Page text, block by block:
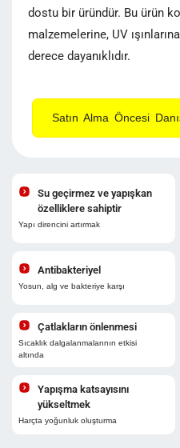
dostu bir üründür. Bu ürün
malzemelerine, UV
derece dayanıklıdır.
Satın Alma Öncesi
Su geçirmez ve yapışkan
özelliklere sahiptir
Yapı direncini artırmak
Antibakteriyel
Yosun, alg ve bakteriye karşı
Çatlakların önlenmesi
Sıcaklık dalgalanmalarının etkisi
altında
Yapışma katsayısını
yükseltmek
Harçta yoğunluk oluşturma